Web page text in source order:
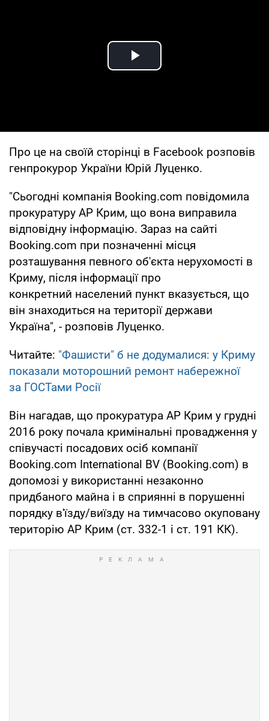
Play Video
Про це на своїй сторінці в Facebook розповів
генпрокурор України Юрій Луценко.
"Сьогодні компанія Booking.com повідомила
прокуратуру АР Крим, що вона виправила
відповідну інформацію. Зараз на сайті
Booking.com при позначенні місця
розташування певного об'єкта нерухомості в
Криму, після інформації про
конкретний населений пункт вказується, що
він знаходиться на території держави
Україна", - розповів Луценко.
Читайте: "Фашисти" б не додумалися: у Криму
показали моторошний ремонт набережної
за ГОСТами Росії
Він нагадав, що прокуратура АР Крим у грудні
2016 року почала кримінальні провадження у
співучасті посадових осіб компанії
Booking.com International BV (Booking.com) в
допомозі у використанні незаконно
придбаного майна і в сприянні в порушенні
порядку в'їзду/виїзду на тимчасово окуповану
територію АР Крим (ст. 332-1 і ст. 191 КК).